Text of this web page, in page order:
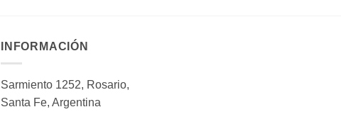
INFORMACIÓN
Sarmiento 1252, Rosario,
Santa Fe, Argentina